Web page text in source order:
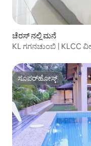
ಚೆರಸ್ ನಲ್ಲಿ ಮನೆ
KL ಗಗನಚುಂಬಿ | KLCC
ಸೂಪರ್‌ಹೋಸ್ಟ್
ಸೂಪರ್‌ಹೋಸ್ಟ್